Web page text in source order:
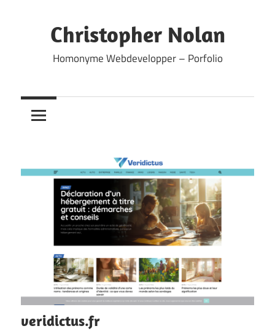
contentChristopher Nolan
Homonyme Webdevelopper – Porfolio
veridictus.fr